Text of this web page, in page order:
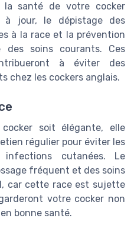
la santé de votre cocker
à jour, le dépistage des
à la race et la prévention
soins courants. Ces
à éviter des
chez les cockers anglais.
soit élégante, elle
régulier pour éviter les
cutanées. Le
fréquent et des soins
car cette race est sujette
votre cocker non
bonne santé.